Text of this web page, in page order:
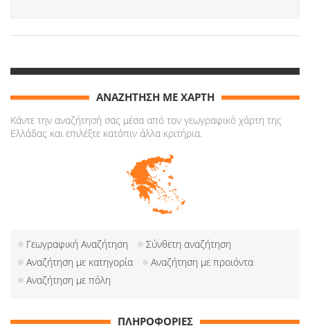
ΑΝΑΖΗΤΗΣΗ ΜΕ ΧΑΡΤΗ
Κάντε την αναζήτησή σας μέσα από τον γεωγραφικό χάρτη της
Ελλάδας και επιλέξτε κατόπιν άλλα κριτήρια.
Γεωγραφική Αναζήτηση
Σύνθετη αναζήτηση
Αναζήτηση με κατηγορία
Αναζήτηση με προιόντα
Αναζήτηση με πόλη
ΠΛΗΡΟΦΟΡΙΕΣ